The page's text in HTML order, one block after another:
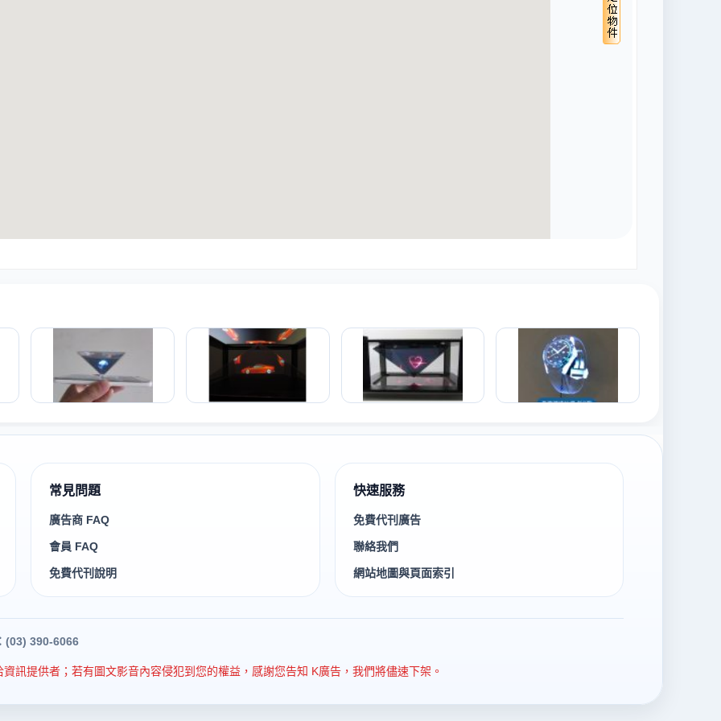
常見問題
廣告商 FAQ
會員 FAQ
免費代刊說明
快速服務
免費代刊廣告
聯絡我們
網站地圖與頁面索引
(03) 390-6066
訊提供者；若有圖文影音內容侵犯到您的權益，感謝您告知 K廣告，我們將儘速下架。